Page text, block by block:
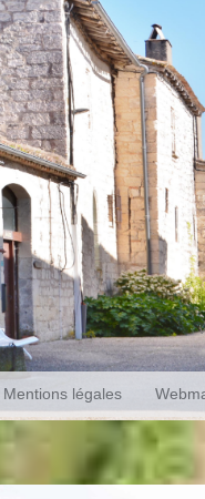
Mentions légales